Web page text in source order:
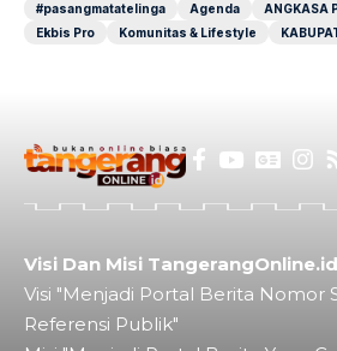
#pasangmatatelinga
Agenda ANGKASA
Ekbis Pro
Komunitas & Lifestyle
Visi Dan Misi
Visi "Menjadi Portal Berita Nomor
Referensi Publik"